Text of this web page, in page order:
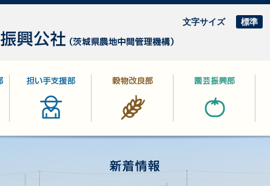
文字サイズ 標準